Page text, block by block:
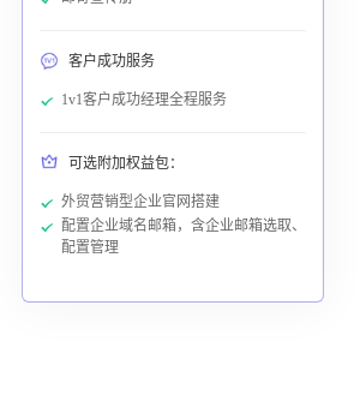
客户成功服务
1v1客户成功经理全程服务
可选附加权益包：
外贸营销型企业官网搭建
配置企业域名邮箱，含企业邮箱选取、
配置管理